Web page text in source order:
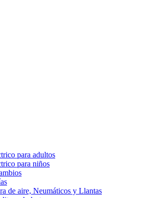
para adultos
para niños
de aire, Neumáticos y Llantas